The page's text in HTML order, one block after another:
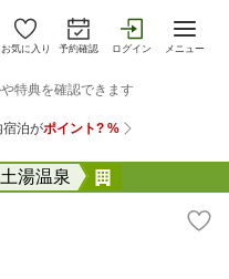
お気に入り 予約確認 ログイン メニュー
土湯温泉